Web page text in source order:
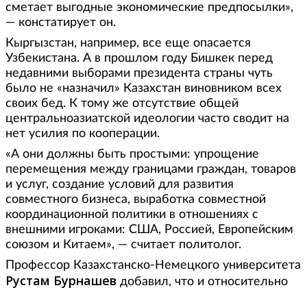
сметает выгодные экономические предпосылки»,
— констатирует он.
Кыргызстан, например, все еще опасается
Узбекистана. А в прошлом году Бишкек перед
недавними выборами президента страны чуть
было не «назначил» Казахстан виновником всех
своих бед. К тому же отсутствие общей
центральноазиатской идеологии часто сводит на
нет усилия по кооперации.
«А они должны быть простыми: упрощение
перемещения между границами граждан, товаров
и услуг, создание условий для развития
совместного бизнеса, выработка совместной
координационной политики в отношениях с
внешними игроками: США, Россией, Европейским
союзом и Китаем», — считает политолог.
Профессор Казахстанско-Немецкого университета
Рустам Бурнашев добавил, что и относительно